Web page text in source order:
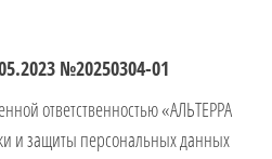
№20250304-01
ответственностью «АЛЬТЕРРА
и защиты персональных данных